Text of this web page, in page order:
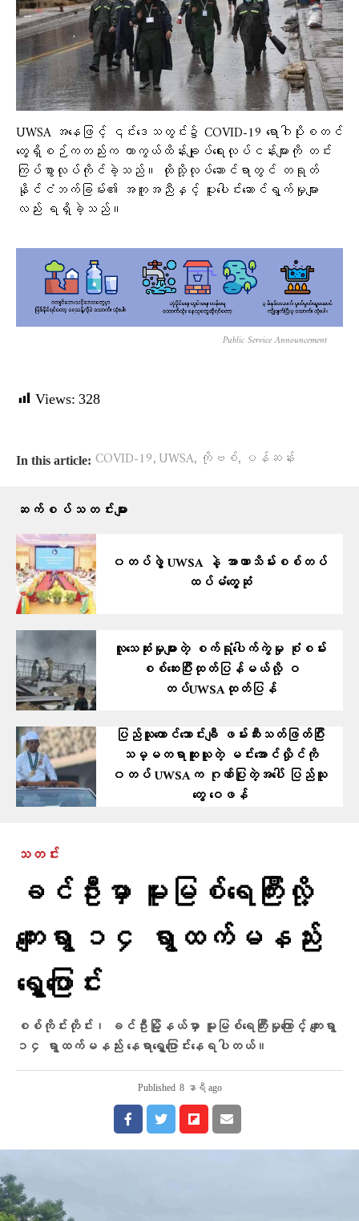
UWSA အနေဖြင့် ၎င်းဒေသတွင်း၌ COVID-19 ရောဂါပိုးစတင်
တွေ့ရှိစဉ်ကတည်းက ကာကွယ်ထိန်းချုပ်ရေးလုပ်ငန်းများကို တင်း
ကြပ်စွာလုပ်ကိုင်ခဲ့သည်။ ထိုသို့လုပ်ဆောင်ရာတွင် တရုတ်
နိုင်ငံဘက်ခြမ်း၏ အကူအညီနှင့် ပူးပေါင်းဆောင်ရွက်မှုများ
လည်း ရရှိခဲ့သည်။
Public Service Announcement
Views: 328
In this article: COVID-19, UWSA, ကိုဗစ်, ပန်ဆန်း
ဆက်စပ်သတင်းများ
၀တပ်ဖွဲ့ UWSA နဲ့ အာဏာသိမ်းစစ်တပ်
ထပ်မံတွေ့ဆုံ
လူသေဆုံးမှုများတဲ့ စက်ရုံပေါက်ကွဲမှု စုံစမ်း
စစ်ဆေးပြီးထုတ်ပြန်မယ်လို့ ဝ
တပ်UWSAထုတ်ပြန်
ပြည်သူထောင်သောင်းချီ ဖမ်းဆီးသတ်ဖြတ်ပြီး
သမ္မတရာထူးယူတဲ့ မင်းအောင်လှိုင်ကို
၀တပ် UWSAက ဂုဏ်ပြုတဲ့အပေါ် ပြည်သူ
တွေ ဝေဖန်
သတင်း
ခင်ဦးမှာ မူးမြစ်ရေကြီးလို့
ကျေးရွာ ၁၄ ရွာထက်မနည်း
ရွှေ့ပြောင်း
စစ်ကိုင်းတိုင်း၊ ခင်ဦးမြို့နယ်မှာ မူးမြစ်ရေကြီးမှုကြောင့် ကျေးရွာ
၁၄ ရွာထက်မနည်း နေရာရွှေ့ပြောင်းနေရပါတယ်။
Published 8 နာရီ ago